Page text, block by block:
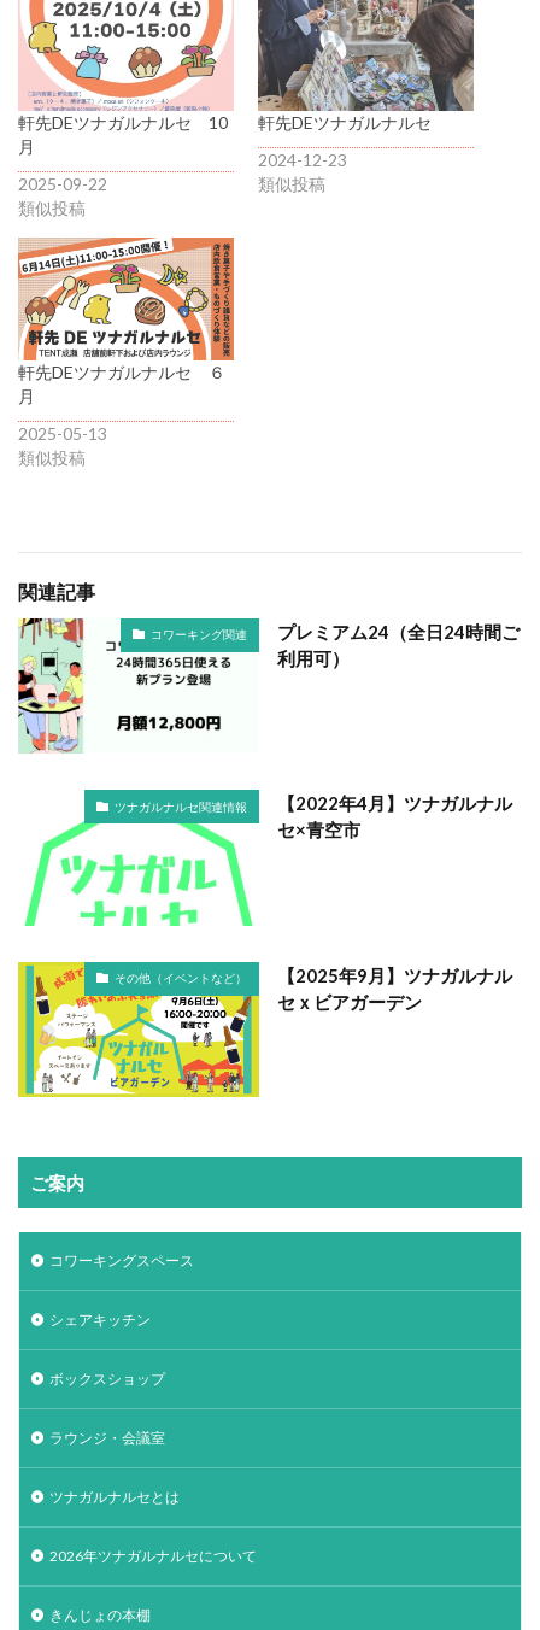
軒先DEツナガルナルセ 10
月
2025-09-22
類似投稿
軒先DEツナガルナルセ
2024-12-23
類似投稿
軒先DEツナガルナルセ ６
月
2025-05-13
類似投稿
関連記事
コワーキング関連
プレミアム24（全日24時間ご
利用可）
ツナガルナルセ関連情報
【2022年4月】ツナガルナル
セ×青空市
その他（イベントなど）
【2025年9月】ツナガルナル
セｘビアガーデン
ご案内
コワーキングスペース
シェアキッチン
ボックスショップ
ラウンジ・会議室
ツナガルナルセとは
2026年ツナガルナルセについて
きんじょの本棚